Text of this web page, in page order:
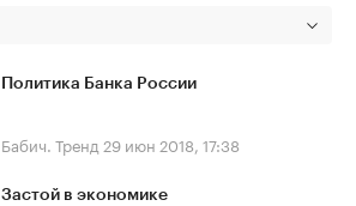
Политика Банка России
Бабич. Тренд 29 июн 2018, 17:38
Застой в экономике